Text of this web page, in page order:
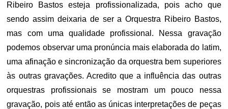
Ribeiro Bastos esteja profissionalizada, pois acho que
sendo assim deixaria de ser a Orquestra Ribeiro Bastos,
mas com uma qualidade profissional. Nessa gravação
podemos observar uma pronúncia mais elaborada do latim,
uma afinação e sincronização da orquestra bem superiores
às outras gravações. Acredito que a influência das outras
orquestras profissionais se mostram um pouco nessa
gravação, pois até então as únicas interpretações de peças